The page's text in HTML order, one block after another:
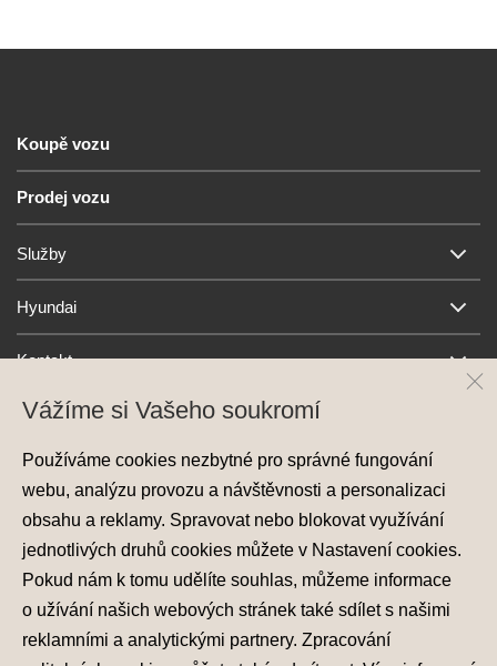
Koupě vozu
Prodej vozu
Služby
Hyundai
Kontakt
Ochrana osobních údajů
Nastavení cookies
Vážíme si Vašeho soukromí
Používáme cookies nezbytné pro správné fungování
webu, analýzu provozu a návštěvnosti a personalizaci
obsahu a reklamy. Spravovat nebo blokovat využívání
jednotlivých druhů cookies můžete v Nastavení cookies.
Pokud nám k tomu udělíte souhlas, můžeme informace
o užívání našich webových stránek také sdílet s našimi
reklamními a analytickými partnery. Zpracování